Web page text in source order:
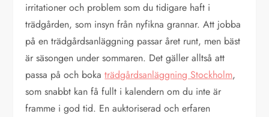
irritationer och problem som du tidigare haft i
trädgården, som insyn från nyfikna grannar. Att jobba
på en trädgårdsanläggning passar året runt, men bäst
är säsongen under sommaren. Det gäller alltså att
passa på och bokaträdgårdsanläggning Stockholm,
som snabbt kan få fullt i kalendern om du inte är
framme i god tid. En auktoriserad och erfaren